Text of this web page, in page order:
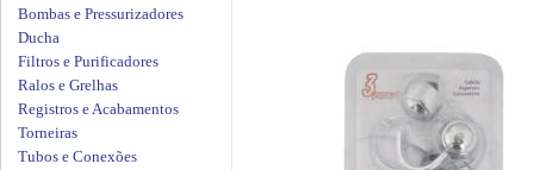
Bombas e Pressurizadores
Ducha
Filtros e Purificadores
Ralos e Grelhas
Registros e Acabamentos
Torneiras
Tubos e Conexões